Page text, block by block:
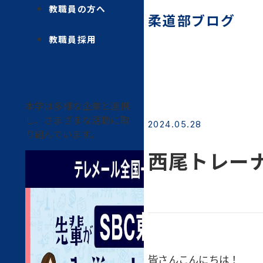
教職員の方へ
教職員採用
本学は多様な企業と連携
し、さまざまな活動に取
り組んでいます。
柔道部ブログ
2024.05.28
西尾トレー
皆さんこんにちは！